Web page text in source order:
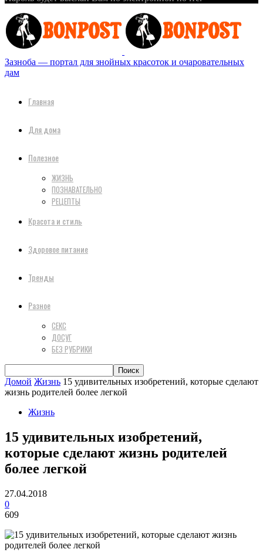
Зазноба — портал для знойных красоток и очаровательных
дам
Главная
Для дома
Полезное
ЖИЗНЬ
ПОЗНАВАТЕЛЬНО
РЕЦЕПТЫ
Красота и стиль
Здоровое питание
Тренды
Разное
СЕКС
ДОСУГ
БЕЗ РУБРИКИ
Домой Жизнь 15 удивительных изобретений, которые сделают
жизнь родителей более легкой
Жизнь
15 удивительных изобретений,
которые сделают жизнь родителей
более легкой
27.04.2018
0
609